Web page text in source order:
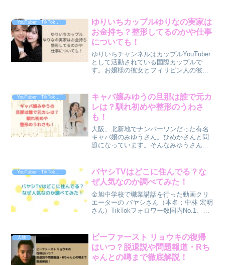
ポップな世界観に憧れるファンが増えて
いてとっても...
ゆりいちカップルゆりなの実家は
お金持ち？整形してるのかや仕事
についても！
ゆりいちチャンネルはカップルYouTuber
として活動されている国際カップルで
す。お嬢様の彼女とフィリピン人の彼氏
YouTubeです。「日常動画」「恋愛事
情」など色...
YouTuber・TikToker・ｲﾝﾌﾙｴﾝｻｰ
キャバ嬢みゆうの旦那は誰で元カ
レは？馴れ初めや整形のうわさ
も！
大阪、北新地でナンバーワンだった有名
キャバ嬢のみゆうさん。ひめかさんと問
題になっています。そんなみゆうさんの
めや、整形のウワサ、キャバ嬢時代の売
り上げについても調査して...
YouTuber・TikToker・ｲﾝﾌﾙｴﾝｻｰ
バヤシTVはどこに住んでる？な
ぜ人気なのか調べてみた！
金旭中学校で職業講話を行った動画クリ
エーターの バヤシさん（本名：中林 宏明
さん）TikTokフォロワー数国内No.1、動
県沼田市の農家で、TikToker（ティッ
ク...
人物
ビーファースト リョウキの復帰
はいつ？脱退説や問題報道・Rち
ゃんとの噂まで徹底解説！